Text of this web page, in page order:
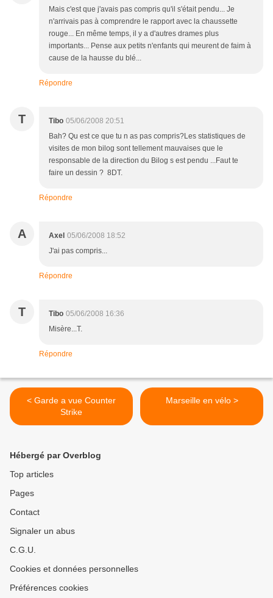
Mais c'est que j'avais pas compris qu'il s'était pendu... Je
n'arrivais pas à comprendre le rapport avec la chaussette
rouge... En même temps, il y a d'autres drames plus
importants... Pense aux petits n'enfants qui meurent de faim à
cause de la hausse du blé...
Répondre
T Tibo 05/06/2008 20:51
Bah? Qu est ce que tu n as pas compris?Les statistiques de
visites de mon bilog sont tellement mauvaises que le
responsable de la direction du Bilog s est pendu ...Faut te
faire un dessin ? 8DT.
Répondre
A Axel 05/06/2008 18:52
J'ai pas compris...
Répondre
T Tibo 05/06/2008 16:36
Misère...T.
Répondre
< Garde a vue Counter
Strike
Marseille en vélo >
Hébergé par Overblog
Top articles
Pages
Contact
Signaler un abus
C.G.U.
Cookies et données personnelles
Préférences cookies